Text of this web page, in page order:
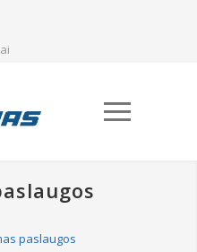
paslaugos